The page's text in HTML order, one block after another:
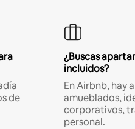
de
¿Buscas
incluidos?
En Airbnb, hay
amueblados,
corporativos,
personal.